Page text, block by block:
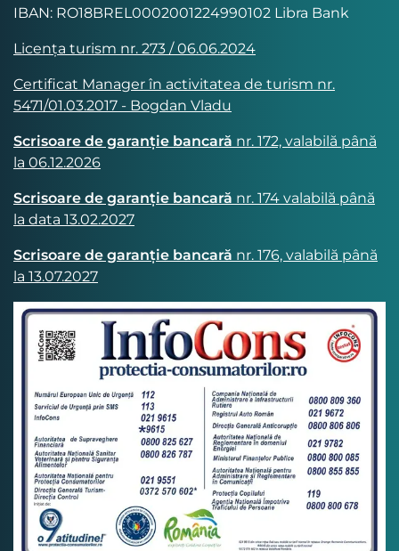
IBAN: RO18BREL0002001224990102 Libra Bank
Licența turism nr. 273 / 06.06.2024
Certificat Manager în activitatea de turism nr.
5471/01.03.2017 - Bogdan Vladu
Scrisoare de garanție bancară nr. 172, valabilă până
la 06.12.2026
Scrisoare de garanție bancară nr. 174 valabilă până
la data 13.02.2027
Scrisoare de garanție bancară nr. 176, valabilă până
la 13.07.2027